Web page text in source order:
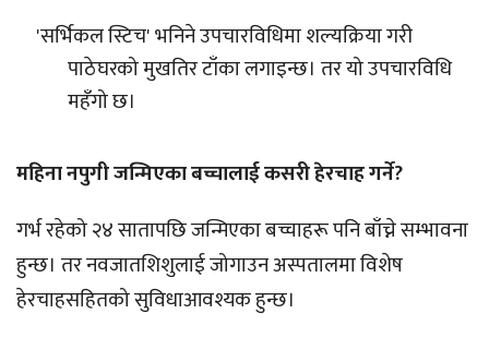
'सर्भिकल स्टिच' भनिने उपचारविधिमा शल्यक्रिया गरी
पाठेघरको मुखतिर टाँका लगाइन्छ। तर यो उपचारविधि
महँगो छ।
महिना नपुगी जन्मिएका बच्चालाई कसरी हेरचाह गर्ने?
गर्भ रहेको २४ सातापछि जन्मिएका बच्चाहरू पनि बाँच्ने सम्भावना
हुन्छ। तर नवजातशिशुलाई जोगाउन अस्पतालमा विशेष
हेरचाहसहितको सुविधाआवश्यक हुन्छ।